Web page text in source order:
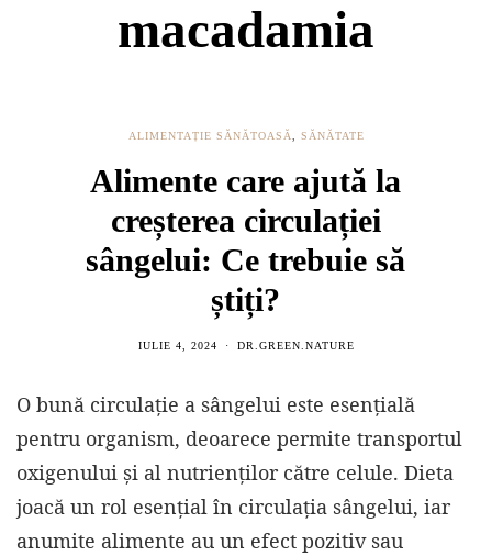
macadamia
ALIMENTAȚIE SĂNĂTOASĂ SĂNĂTATE
Alimente care ajută la
creșterea circulației
sângelui: Ce trebuie să
știți?
IULIE 4, 2024 DR.GREEN.NATURE
O bună circulație a sângelui este esențială
pentru organism, deoarece permite transportul
oxigenului și al nutrienților către celule. Dieta
joacă un rol esențial în circulația sângelui, iar
anumite alimente au un efect pozitiv sau